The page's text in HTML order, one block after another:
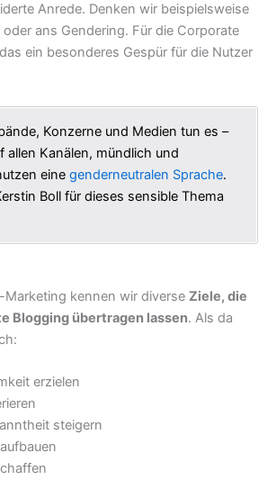
Anrede. Denken wir beispielsweise
oder ans Gendering. Für die Corporate
ein besonderes Gespür für die Nutzer
Konzerne und Medien tun es –
allen Kanälen, mündlich und
eine genderneutralen Sprache.
Boll für dieses sensible Thema
kennen wir diverse Ziele, die
Blogging übertragen lassen. Als da
erzielen
steigern